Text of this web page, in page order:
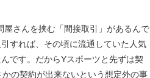
さんを挟む「間接取引」があるんで
すれば、その頃に流通していた人気
です。だからYスポーツと先ずは契
の契約が出来ないという想定外の事